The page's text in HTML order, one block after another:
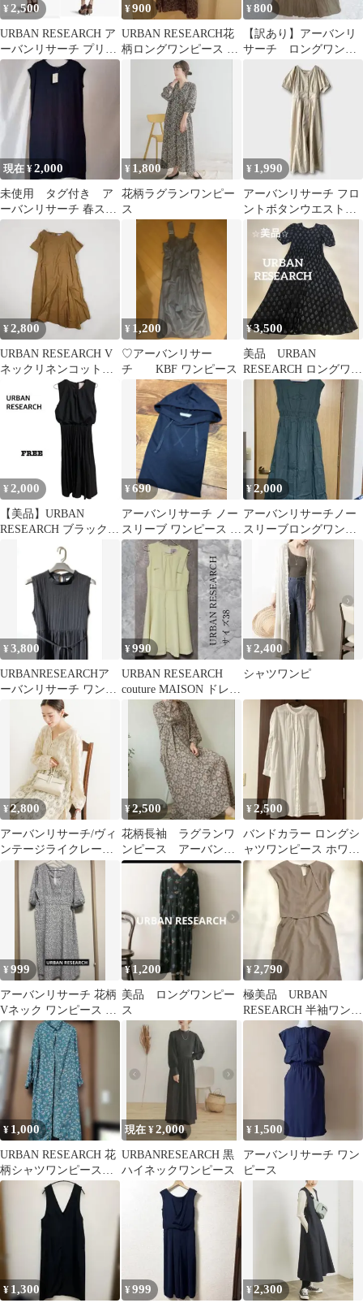
¥2,500
URBAN RESEARCH ア
ーバンリサーチ プリン
トマキシワンピース
総柄
¥900
URBAN RESEARCH花
柄ロングワンピース V
¥800
【訳あり】アーバンリ
サーチ ロングワンピ
ース ブラウン Vネ
ック 定価1,3万円
現在 ¥2,000
未使用 タグ付き ア
ーバンリサーチ 春スウ
ェット ワンピース
フリーサイズ
¥ 1,800
花柄ラグランワンピー
ス
¥ 1,990
アーバンリサーチ フロ
ントボタンウエストマ
ークワンピース アイ
ボリー
¥2,800
URBAN RESEARCH V
ネックリネンコットン
ワンピース
¥ 1,200
♡アーバンリサー
チ KBF ワンピース
¥3,500
美品 URBAN
RESEARCH ロングワン
ピース フリーサイズ
¥ 2,000
【美品】URBAN
RESEARCH ブラック
黒ワンピース FREE プ
¥690
アーバンリサーチ ノー
スリーブ ワンピース フ
ード付き レディース
¥2,000
アーバンリサーチノー
スリーブロングワンピ
¥3,800
URBANRESEARCHア
ーバンリサーチ ワンピ
¥990
URBAN RESEARCH
couture MAISON ドレス
¥2,400
シャツワンピ
¥2,800
アーバンリサーチ/ヴィ
ンテージライクレース
ワンピース
¥2,500
花柄長袖 ラグランワ
ンピース アーバンリ
サーチ
¥2,500
バンドカラー ロングシ
ャツワンピース ホワイ
ト
¥999
アーバンリサーチ 花柄
Vネック ワンピース 半
袖
¥ 1,200
美品 ロングワンピー
ス
¥2,790
極美品 URBAN
RESEARCH 半袖ワンピ
ース ベージュ
¥ 1,000
URBAN RESEARCH 花
柄シャツワンピース
IT14-26A005
現在 ¥2,000
URBANRESEARCH 黒
ハイネックワンピース
¥ 1,500
アーバンリサーチ ワン
ピース
¥ 1,300 ¥999 ¥2,300